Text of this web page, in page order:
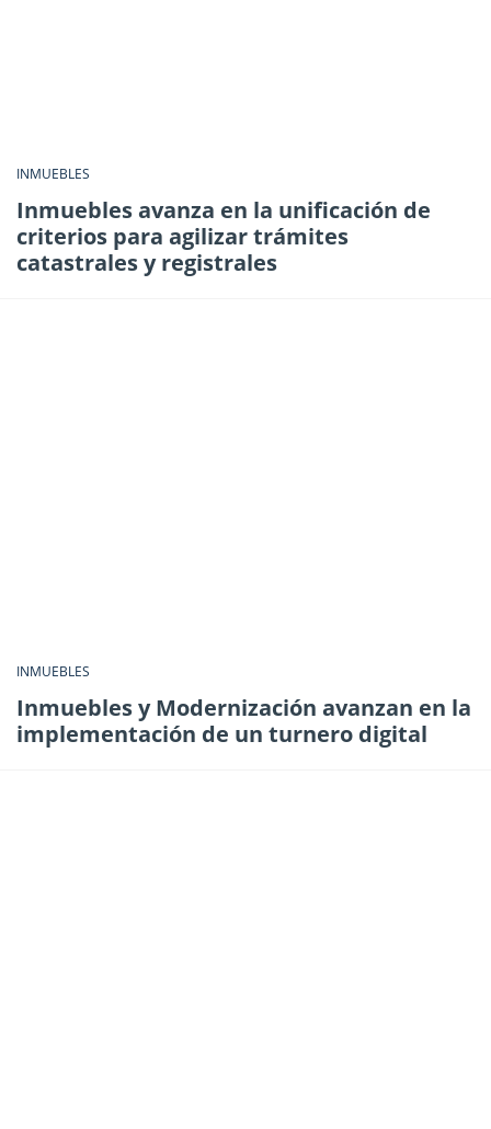
INMUEBLES
Inmuebles avanza en la unificación de
criterios para agilizar trámites
catastrales y registrales
INMUEBLES
Inmuebles y Modernización avanzan en la
implementación de un turnero digital